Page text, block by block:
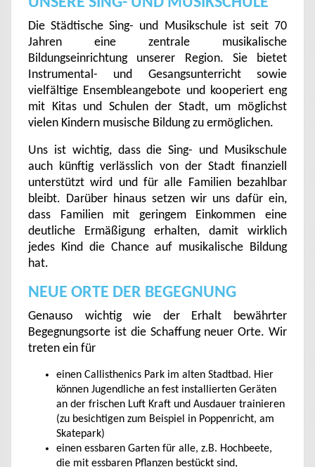
Die Städtische Sing- und Musikschule ist seit 70
Jahren eine zentrale musikalische
Bildungseinrichtung unserer Region. Sie bietet
Instrumental- und Gesangsunterricht sowie
vielfältige Ensembleangebote und kooperiert eng
mit Kitas und Schulen der Stadt, um möglichst
vielen Kindern musische Bildung zu ermöglichen.
Uns ist wichtig, dass die Sing- und Musikschule
auch künftig verlässlich von der Stadt finanziell
unterstützt wird und für alle Familien bezahlbar
bleibt. Darüber hinaus setzen wir uns dafür ein,
dass Familien mit geringem Einkommen eine
deutliche Ermäßigung erhalten, damit wirklich
jedes Kind die Chance auf musikalische Bildung
hat.
NEUE ORTE DER BEGEGNUNG
Genauso wichtig wie der Erhalt bewährter
Begegnungsorte ist die Schaffung neuer Orte. Wir
treten ein für
einen Callisthenics Park im alten Stadtbad. Hier
können Jugendliche an fest installierten Geräten
an der frischen Luft Kraft und Ausdauer trainieren
(zu besichtigen zum Beispiel in Poppenricht, am
Skatepark)
einen essbaren Garten für alle, z.B. Hochbeete,
die mit essbaren Pflanzen bestückt sind,